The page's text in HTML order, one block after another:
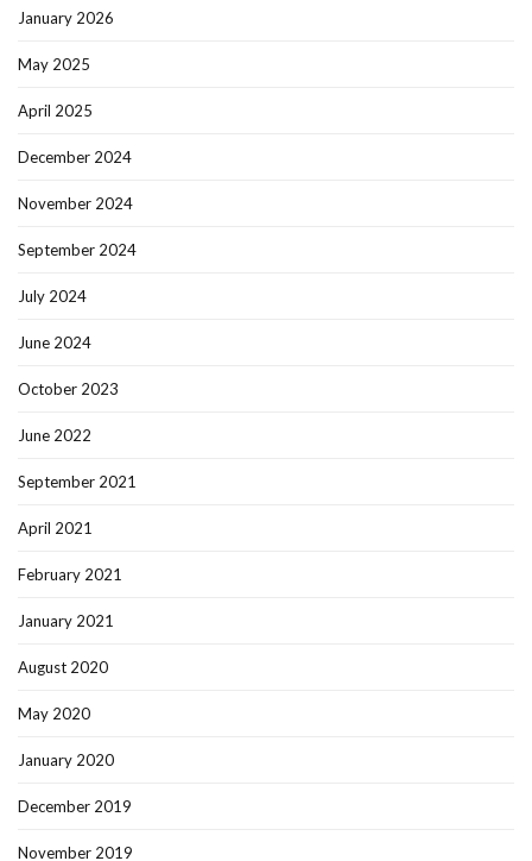
January 2026
May 2025
April 2025
December 2024
November 2024
September 2024
July 2024
June 2024
October 2023
June 2022
September 2021
April 2021
February 2021
January 2021
August 2020
May 2020
January 2020
December 2019
November 2019